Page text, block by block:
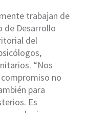
trabajan de
de Desarrollo
del
“Nos
no
para
Es